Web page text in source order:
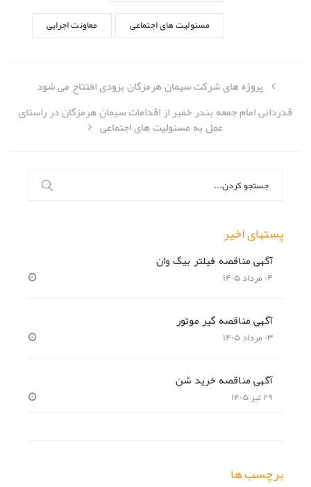
مسئولیت های اجتماعی معاونت اجرایی
پروژه های شرکت سیمان هرمزگان بزودی افتتاح می شود
قدردانی امام جمعه بندر خمیر از اقدامات سیمان هرمزگان در راستای
عمل به مسئولیت های اجتماعی
برای:
پستهای اخیر
آگهی مناقصه فیلتر بیگ وان
۰۴ مرداد ۱۴۰۵
آگهی مناقصه گیر موتور
۰۳ مرداد ۱۴۰۵
آگهی مناقصه خرید شن
۲۹ تیر ۱۴۰۵
برچسب ها